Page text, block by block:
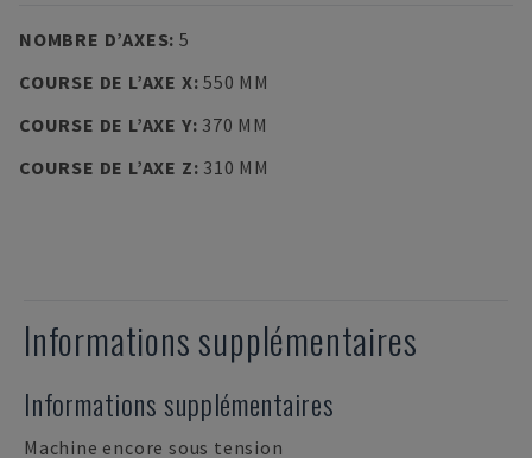
NOMBRE D’AXES: 5
COURSE DE L’AXE X:550 MM
COURSE DE L’AXE Y: 370 MM
COURSE DE L’AXE Z: 310 MM
Informations supplémentaires
Informations supplémentaires
Machine encore sous tension